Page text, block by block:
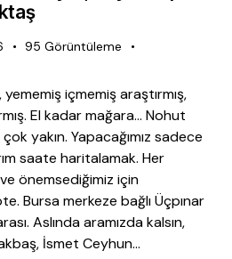
95 Görüntüleme
içmemiş araştırmış,
El kadar mağara… Nohut
yakın. Yapacağımız sadece
saate haritalamak. Her
önemsediğimiz için
Bursa merkeze bağlı Üçpınar
Aslında aramızda kalsın,
İsmet Ceyhun…